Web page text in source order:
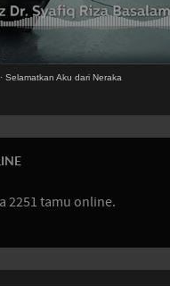
· Selamatkan Aku dari Neraka
2251 tamu online.